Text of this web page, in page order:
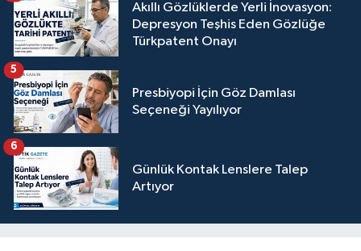
Akıllı Gözlüklerde Yerli İnovasyon:
Depresyon Teşhis Eden Gözlüğe
Türkpatent Onayı
Presbiyopi İçin Göz Damlası
Seçeneği Yayılıyor
5
Günlük Kontak Lenslere Talep
Artıyor
6